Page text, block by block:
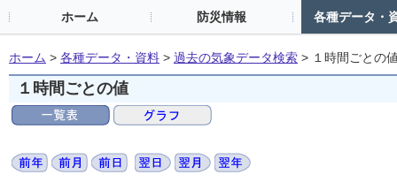
ホーム 防災情報 各種データ・
ホーム > 各種データ・資料 > 過去の気象データ検索 > １時間ごとの
１時間ごとの値